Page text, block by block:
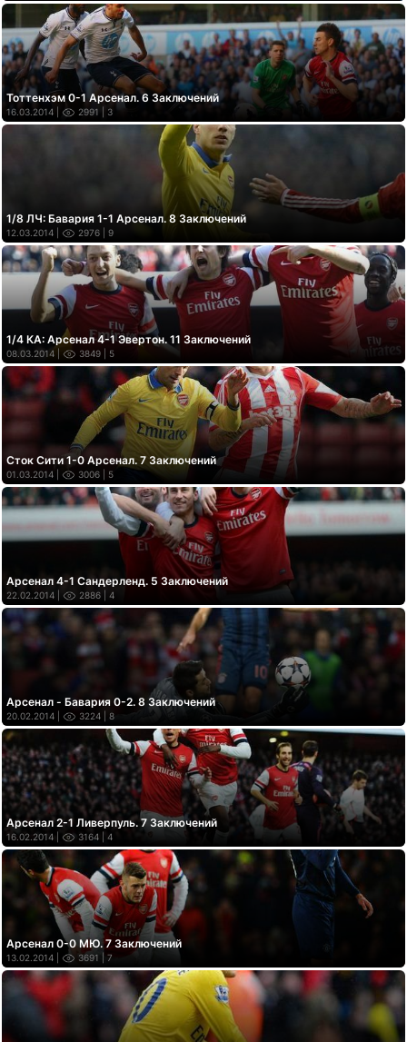
Тоттенхэм 0-1 Арсенал. 6 Заключений
16.03.2014 | 2991 | 3
1/8 ЛЧ: Бавария 1-1 Арсенал. 8 Заключений
12.03.2014 | 2976 | 9
1/4 КА: Арсенал 4-1 Эвертон. 11 Заключений
08.03.2014 | 3849 | 5
Сток Сити 1-0 Арсенал. 7 Заключений
01.03.2014 | 3006 | 5
Арсенал 4-1 Сандерленд. 5 Заключений
22.02.2014 | 2886 | 4
Арсенал - Бавария 0-2. 8 Заключений
20.02.2014 | 3224 | 8
Арсенал 2-1 Ливерпуль. 7 Заключений
16.02.2014 | 3164 | 4
Арсенал 0-0 МЮ. 7 Заключений
13.02.2014 | 3691 | 7